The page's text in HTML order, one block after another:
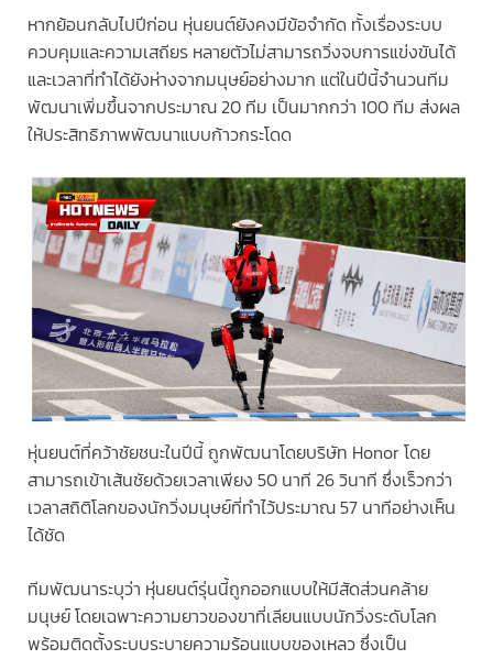
หากย้อนกลับไปปีก่อน หุ่นยนต์ยังคงมีข้อจำกัด ทั้งเรื่องระบบ
ควบคุมและความเสถียร หลายตัวไม่สามารถวิ่งจบการแข่งขันได้
และเวลาที่ทำได้ยังห่างจากมนุษย์อย่างมาก แต่ในปีนี้จำนวนทีม
พัฒนาเพิ่มขึ้นจากประมาณ 20 ทีม เป็นมากกว่า 100 ทีม ส่งผล
ให้ประสิทธิภาพพัฒนาแบบก้าวกระโดด
หุ่นยนต์ที่คว้าชัยชนะในปีนี้ ถูกพัฒนาโดยบริษัท Honor โดย
สามารถเข้าเส้นชัยด้วยเวลาเพียง 50 นาที 26 วินาที ซึ่งเร็วกว่า
เวลาสถิติโลกของนักวิ่งมนุษย์ที่ทำไว้ประมาณ 57 นาทีอย่างเห็น
ได้ชัด
ทีมพัฒนาระบุว่า หุ่นยนต์รุ่นนี้ถูกออกแบบให้มีสัดส่วนคล้าย
มนุษย์ โดยเฉพาะความยาวของขาที่เลียนแบบนักวิ่งระดับโลก
พร้อมติดตั้งระบบระบายความร้อนแบบของเหลว ซึ่งเป็น